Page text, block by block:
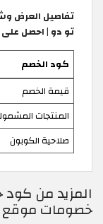
تفاصيل العرض
تو دو | احصل على
كود الخصم
قيمة الخصم
المنتجات
صلاحية الكوبون
خصومات موقع